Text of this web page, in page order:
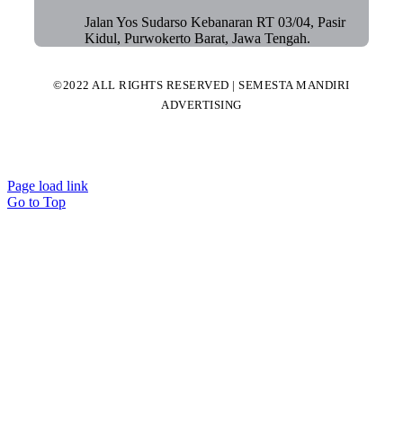
Jalan Yos Sudarso Kebanaran RT 03/04, Pasir
Kidul, Purwokerto Barat, Jawa Tengah.
©2022 ALL RIGHTS RESERVED | SEMESTA MANDIRI
ADVERTISING
Page load link
Go to Top